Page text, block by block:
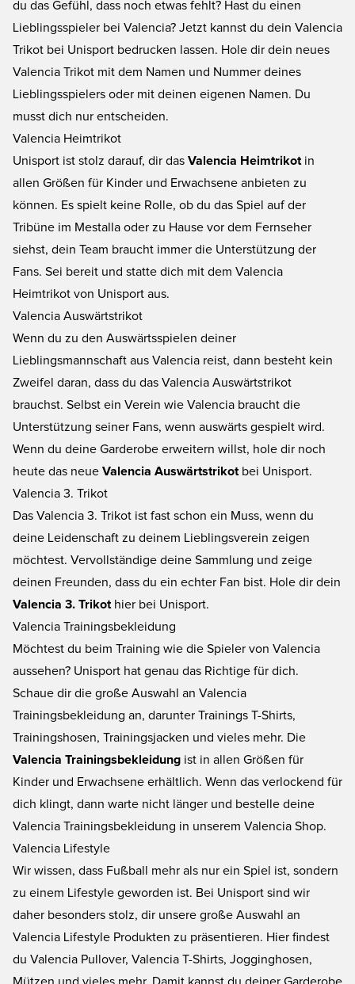
du das Gefühl, dass noch etwas fehlt? Hast du einen
Lieblingsspieler bei Valencia? Jetzt kannst du dein Valencia
Trikot bei Unisport bedrucken lassen. Hole dir dein neues
Valencia Trikot mit dem Namen und Nummer deines
Lieblingsspielers oder mit deinen eigenen Namen. Du
musst dich nur entscheiden.
Valencia Heimtrikot
Unisport ist stolz darauf, dir das Valencia Heimtrikot in
allen Größen für Kinder und Erwachsene anbieten zu
können. Es spielt keine Rolle, ob du das Spiel auf der
Tribüne im Mestalla oder zu Hause vor dem Fernseher
siehst, dein Team braucht immer die Unterstützung der
Fans. Sei bereit und statte dich mit dem Valencia
Heimtrikot von Unisport aus.
Valencia Auswärtstrikot
Wenn du zu den Auswärtsspielen deiner
Lieblingsmannschaft aus Valencia reist, dann besteht kein
Zweifel daran, dass du das Valencia Auswärtstrikot
brauchst. Selbst ein Verein wie Valencia braucht die
Unterstützung seiner Fans, wenn auswärts gespielt wird.
Wenn du deine Garderobe erweitern willst, hole dir noch
heute das neue Valencia Auswärtstrikot bei Unisport.
Valencia 3. Trikot
Das Valencia 3. Trikot ist fast schon ein Muss, wenn du
deine Leidenschaft zu deinem Lieblingsverein zeigen
möchtest. Vervollständige deine Sammlung und zeige
deinen Freunden, dass du ein echter Fan bist. Hole dir dein
Valencia 3. Trikot hier bei Unisport.
Valencia Trainingsbekleidung
Möchtest du beim Training wie die Spieler von Valencia
aussehen? Unisport hat genau das Richtige für dich.
Schaue dir die große Auswahl an Valencia
Trainingsbekleidung an, darunter Trainings T-Shirts,
Trainingshosen, Trainingsjacken und vieles mehr. Die
Valencia Trainingsbekleidung ist in allen Größen für
Kinder und Erwachsene erhältlich. Wenn das verlockend für
dich klingt, dann warte nicht länger und bestelle deine
Valencia Trainingsbekleidung in unserem Valencia Shop.
Valencia Lifestyle
Wir wissen, dass Fußball mehr als nur ein Spiel ist, sondern
zu einem Lifestyle geworden ist. Bei Unisport sind wir
daher besonders stolz, dir unsere große Auswahl an
Valencia Lifestyle Produkten zu präsentieren. Hier findest
du Valencia Pullover, Valencia T-Shirts, Jogginghosen,